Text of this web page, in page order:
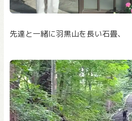
先達と一緒に羽黒山を長い石畳、